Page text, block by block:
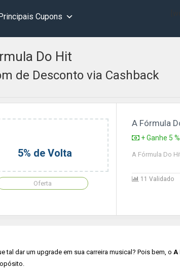
Cupons
Do Hit
de Desconto via Cashback
5% de Volta
Oferta
A Fórmula
+ Ganhe 5
A Fórmula Do
11 Validado
tal dar um upgrade em sua carreira musical? Pois bem, o A